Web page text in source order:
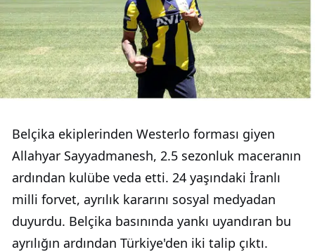
Belçika ekiplerinden Westerlo forması giyen
Allahyar Sayyadmanesh, 2.5 sezonluk maceranın
ardından kulübe veda etti. 24 yaşındaki İranlı
milli forvet, ayrılık kararını sosyal medyadan
duyurdu. Belçika basınında yankı uyandıran bu
ayrılığın ardından Türkiye'den iki talip çıktı.